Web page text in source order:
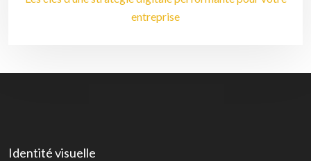
entreprise
Identité visuelle